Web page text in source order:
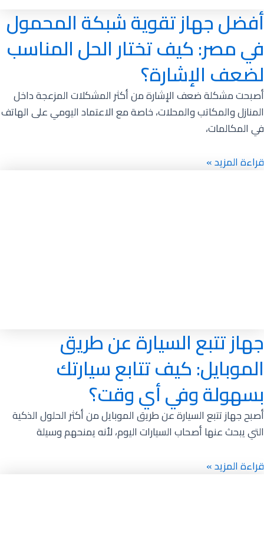
أفضل جهاز تقوية شبكة المحمول
في مصر: كيف تختار الحل المناسب
لضعف الإشارة؟
أصبحت مشكلة ضعف الإشارة من أكثر المشكلات المزعجة داخل
المنازل والمكاتب والمحلات، خاصة مع الاعتماد اليومي على الهاتف
في المكالمات،
قراءة المزيد »
جهاز تتبع السيارة عن طريق
الموبايل: كيف تتابع سيارتك
بسهولة وفي أي وقت؟
أصبح جهاز تتبع السيارة عن طريق الموبايل من أكثر الحلول الذكية
التي يبحث عنها أصحاب السيارات اليوم، لأنه يمنحهم وسيلة
قراءة المزيد »